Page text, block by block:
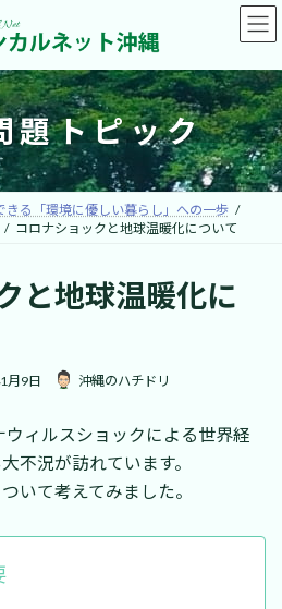
題トピック
きる「環境に優しい暮らし」への一歩
コロナショックと地球温暖化について
と地球温暖化に
月9日 沖縄のハチドリ
ィルスショックによる世界経
不況が訪れています。
いて考えてみました。